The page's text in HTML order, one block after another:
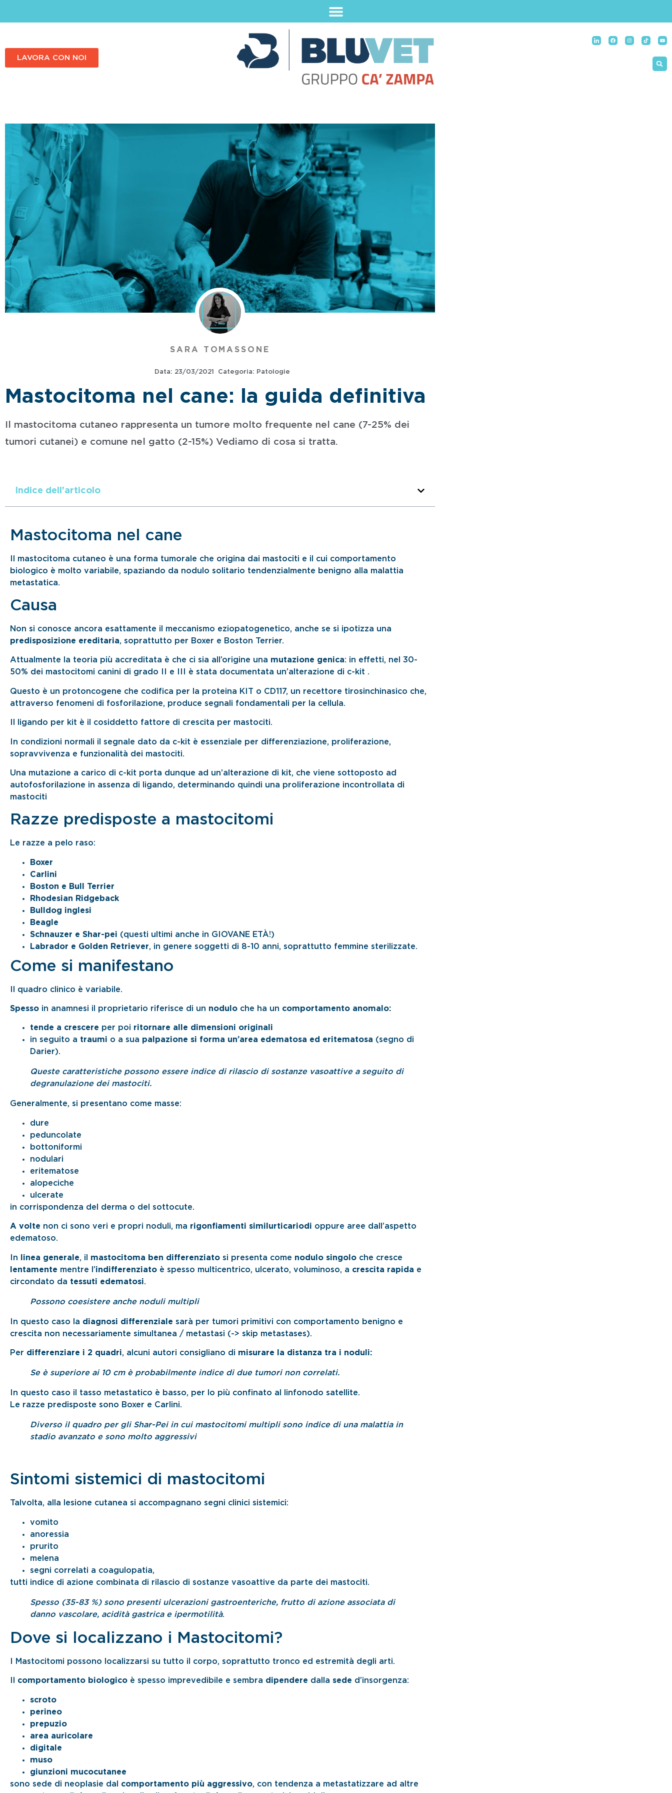
LAVORA CON NOI
SARA TOMASSONE
Data: 23/03/2021 Categoria: Patologie
Mastocitoma nel cane: la guida definitiva
Il mastocitoma cutaneo rappresenta un tumore molto frequente nel cane (7-25% dei
tumori cutanei) e comune nel gatto (2-15%) Vediamo di cosa si tratta.
Indice dell'articolo
Mastocitoma nel cane
Il mastocitoma cutaneo è una forma tumorale che origina dai mastociti e il cui comportamento
biologico è molto variabile, spaziando da nodulo solitario tendenzialmente benigno alla malattia
metastatica.
Causa
Non si conosce ancora esattamente il meccanismo eziopatogenetico, anche se si ipotizza una
predisposizione ereditaria, soprattutto per Boxer e Boston Terrier.
Attualmente la teoria più accreditata è che ci sia all’origine una mutazione genica: in effetti, nel 30-
50% dei mastocitomi canini di grado II e III è stata documentata un’alterazione di c-kit .
Questo è un protoncogene che codifica per la proteina KIT o CD117, un recettore tirosinchinasico che,
attraverso fenomeni di fosforilazione, produce segnali fondamentali per la cellula.
Il ligando per kit è il cosiddetto fattore di crescita per mastociti.
In condizioni normali il segnale dato da c-kit è essenziale per differenziazione, proliferazione,
sopravvivenza e funzionalità dei mastociti.
Una mutazione a carico di c-kit porta dunque ad un’alterazione di kit, che viene sottoposto ad
autofosforilazione in assenza di ligando, determinando quindi una proliferazione incontrollata di
mastociti
Razze predisposte a mastocitomi
Le razze a pelo raso:
Boxer
Carlini
Boston e Bull Terrier
Rhodesian Ridgeback
Bulldog inglesi
Beagle
Schnauzer e Shar-pei (questi ultimi anche in GIOVANE ETÀ!)
Labrador e Golden Retriever, in genere soggetti di 8-10 anni, soprattutto femmine sterilizzate.
Come si manifestano
Il quadro clinico è variabile.
Spesso in anamnesi il proprietario riferisce di un nodulo che ha un comportamento anomalo:
tende a crescere per poi ritornare alle dimensioni originali
in seguito a traumi o a sua palpazione si forma un’area edematosa ed eritematosa (segno di
Darier).
Queste caratteristiche possono essere indice di rilascio di sostanze vasoattive a seguito di
degranulazione dei mastociti.
Generalmente, si presentano come masse:
dure
peduncolate
bottoniformi
nodulari
eritematose
alopeciche
ulcerate
in corrispondenza del derma o del sottocute.
A volte non ci sono veri e propri noduli, ma rigonfiamenti similurticariodi oppure aree dall’aspetto
edematoso.
In linea generale, il mastocitoma ben differenziato si presenta come nodulo singolo che cresce
lentamente mentre l’indifferenziato è spesso multicentrico, ulcerato, voluminoso, a crescita rapida e
circondato da tessuti edematosi.
Possono coesistere anche noduli multipli
In questo caso la diagnosi differenziale sarà per tumori primitivi con comportamento benigno e
crescita non necessariamente simultanea / metastasi (-> skip metastases).
Per differenziare i 2 quadri, alcuni autori consigliano di misurare la distanza tra i noduli:
Se è superiore ai 10 cm è probabilmente indice di due tumori non correlati.
In questo caso il tasso metastatico è basso, per lo più confinato al linfonodo satellite.
Le razze predisposte sono Boxer e Carlini.
Diverso il quadro per gli Shar-Pei in cui mastocitomi multipli sono indice di una malattia in
stadio avanzato e sono molto aggressivi
Sintomi sistemici di mastocitomi
Talvolta, alla lesione cutanea si accompagnano segni clinici sistemici:
vomito
anoressia
prurito
melena
segni correlati a coagulopatia,
tutti indice di azione combinata di rilascio di sostanze vasoattive da parte dei mastociti.
Spesso (35-83 %) sono presenti ulcerazioni gastroenteriche, frutto di azione associata di
danno vascolare, acidità gastrica e ipermotilità.
Dove si localizzano i Mastocitomi?
I Mastocitomi possono localizzarsi su tutto il corpo, soprattutto tronco ed estremità degli arti.
comportamento biologico è spesso imprevedibile e sembra dipendere dalla sede d’insorgenza:
scroto
perineo
prepuzio
area auricolare
digitale
muso
giunzioni mucocutanee
sono sede di neoplasie dal comportamento più aggressivo, con tendenza a metastatizzare ad altre